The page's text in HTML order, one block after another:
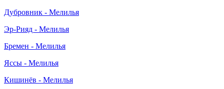
Дубровник - Мелилья
Эр-Рияд - Мелилья
Бремен - Мелилья
Яссы - Мелилья
Кишинёв - Мелилья